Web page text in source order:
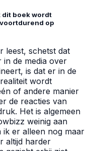
dit boek wordt
op
leest, schetst dat
in de media over
is dat er in de
wordt
of andere manier
de reacties van
Het is algemeen
weinig aan
er alleen nog maar
altijd harder